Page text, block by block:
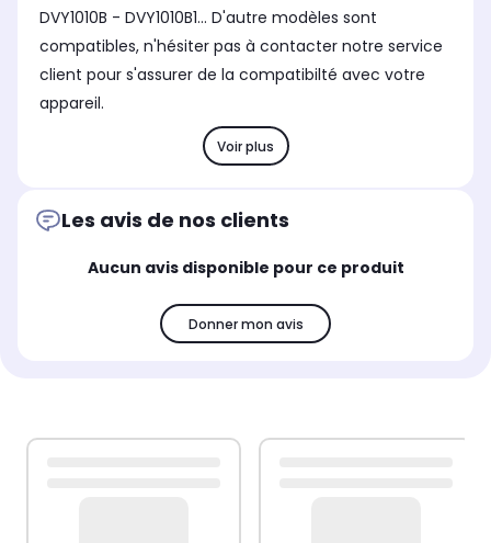
DVY1010B - DVY1010B1... D'autre modèles sont
compatibles, n'hésiter pas à contacter notre service
client pour s'assurer de la compatibilté avec votre
appareil.
Voir plus
Les avis de nos clients
Aucun avis disponible pour ce produit
Donner mon avis